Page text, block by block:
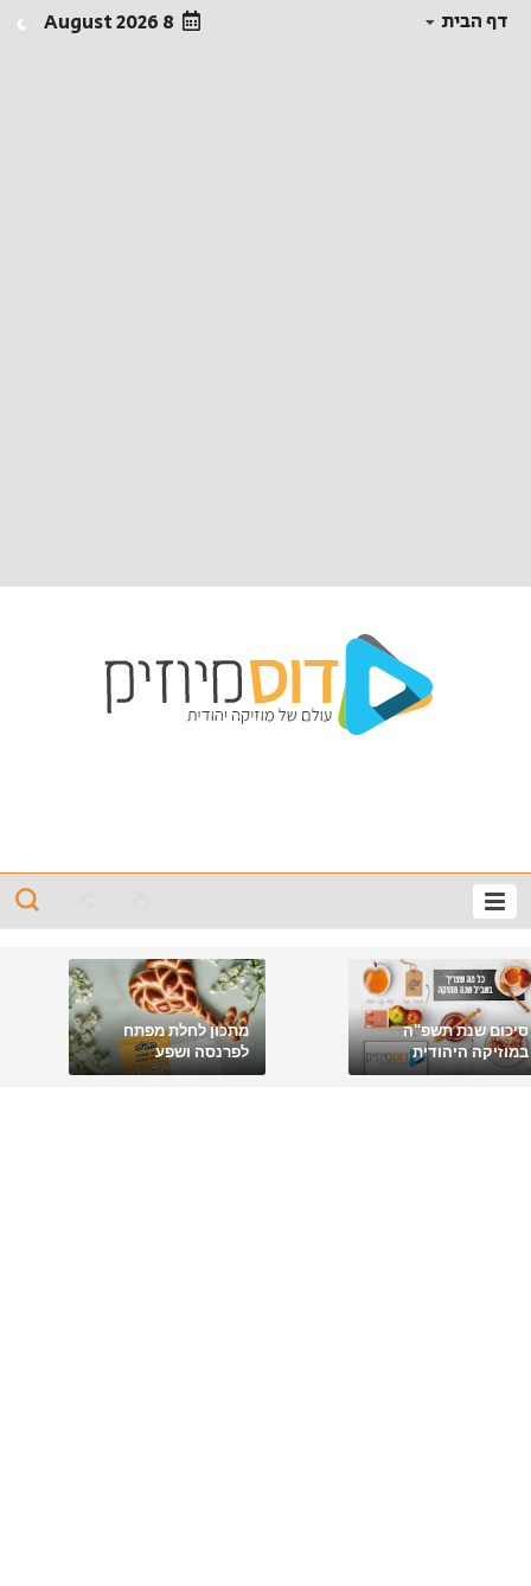
דף הבית 8 August 2026
סיכום שנת תשפ"ה
במוזיקה היהודית
מתכון לחלת מפתח
לפרנסה ושפע